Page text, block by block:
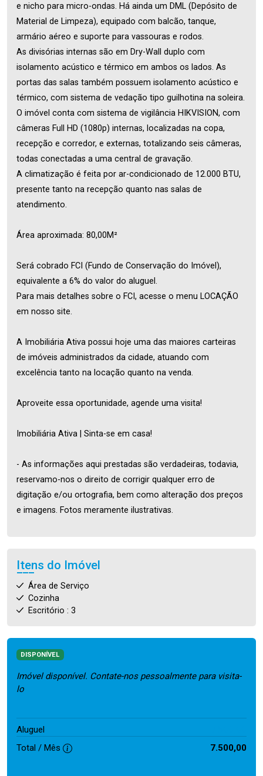
e nicho para micro-ondas. Há ainda um DML (Depósito de
Material de Limpeza), equipado com balcão, tanque,
armário aéreo e suporte para vassouras e rodos.
As divisórias internas são em Dry-Wall duplo com
isolamento acústico e térmico em ambos os lados. As
portas das salas também possuem isolamento acústico e
térmico, com sistema de vedação tipo guilhotina na soleira.
O imóvel conta com sistema de vigilância HIKVISION, com
câmeras Full HD (1080p) internas, localizadas na copa,
recepção e corredor, e externas, totalizando seis câmeras,
todas conectadas a uma central de gravação.
A climatização é feita por ar-condicionado de 12.000 BTU,
presente tanto na recepção quanto nas salas de
atendimento.
Área aproximada: 80,00M²
Será cobrado FCI (Fundo de Conservação do Imóvel),
equivalente a 6% do valor do aluguel.
Para mais detalhes sobre o FCI, acesse o menu LOCAÇÃO
em nosso site.
A Imobiliária Ativa possui hoje uma das maiores carteiras
de imóveis administrados da cidade, atuando com
excelência tanto na locação quanto na venda.
Aproveite essa oportunidade, agende uma visita!
Imobiliária Ativa | Sinta-se em casa!
- As informações aqui prestadas são verdadeiras, todavia,
reservamo-nos o direito de corrigir qualquer erro de
digitação e/ou ortografia, bem como alteração dos preços
e imagens. Fotos meramente ilustrativas.
Itens do Imóvel
Área de Serviço
Cozinha
Escritório : 3
DISPONÍVEL
Imóvel disponível. Contate-nos pessoalmente para visita-
lo
Aluguel
Total / Mês 7.500,00